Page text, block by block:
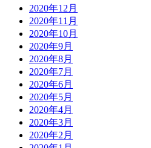
2020年12月
2020年11月
2020年10月
2020年9月
2020年8月
2020年7月
2020年6月
2020年5月
2020年4月
2020年3月
2020年2月